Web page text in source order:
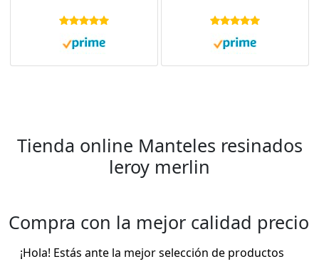
Mantel Impermeable,
Repelente líquidos
Tienda online Manteles resinados
leroy merlin
Compra con la mejor calidad precio
¡Hola! Estás ante la mejor selección de productos